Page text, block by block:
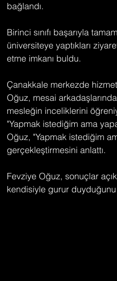
bağlandı.
Birinci sınıfı başarıyla
üniversiteye yaptıkları
etme imkanı buldu.
Çanakkale merkezde
Oğuz, mesai
mesleğin inceliklerini
"Yapmak istediğim ama
Oğuz, "Yapmak istediğim
gerçekleştirmesini anlattı.
Fevziye Oğuz, sonuçlar
kendisiyle gurur